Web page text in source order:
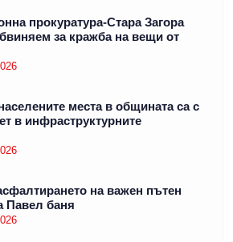
прокуратура-Стара Загора
за кражба на вещи от
места в общината са с
в инфраструктурните
на важен пътен
Павел баня